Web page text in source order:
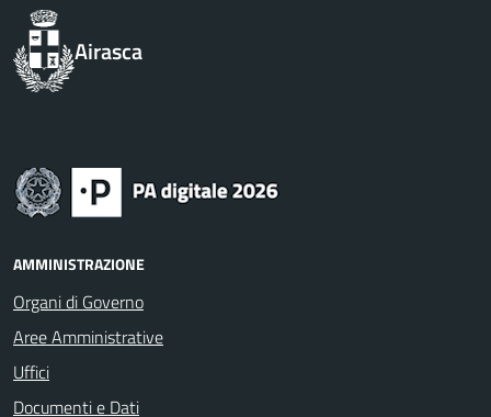
Airasca
AMMINISTRAZIONE
Organi di Governo
Aree Amministrative
Uffici
Documenti e Dati